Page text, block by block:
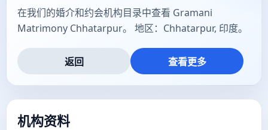
在我们的婚介和约会机构目录中查看 Gramani
Matrimony Chhatarpur。 地区：Chhatarpur, 印度。
返回 查看更多
机构资料